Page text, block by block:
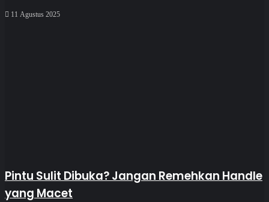
11 Agustus 2025
Pintu Sulit Dibuka? Jangan Remehkan Handle
yang Macet